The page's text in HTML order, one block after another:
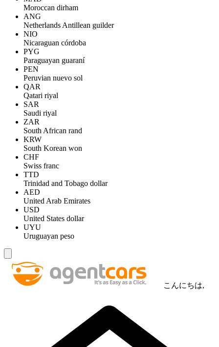
Moroccan dirham
ANG
Netherlands Antillean guilder
NIO
Nicaraguan córdoba
PYG
Paraguayan guaraní
PEN
Peruvian nuevo sol
QAR
Qatari riyal
SAR
Saudi riyal
ZAR
South African rand
KRW
South Korean won
CHF
Swiss franc
TTD
Trinidad and Tobago dollar
AED
United Arab Emirates
USD
United States dollar
UYU
Uruguayan peso
こんにちは,